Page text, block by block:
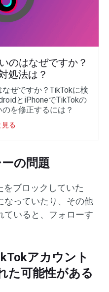
のはなぜですか？
処法は？
ぜですか？TikTokに検
とiPhoneでTikTokの
を修正するには？
見る
の問題
をブロックしていた
なっていたり、その他
ていると、フォローす
アカウント
た可能性がある